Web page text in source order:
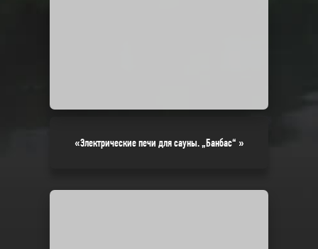
«Электрические печи для сауны. „Банбас“ »